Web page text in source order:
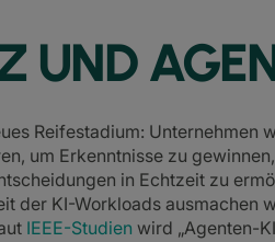
UND
Reifestadium: Unternehmen
um Erkenntnisse zu
in Echtzeit zu
der KI-Workloads ausmachen
IEEE-Studien wird „Agenten-